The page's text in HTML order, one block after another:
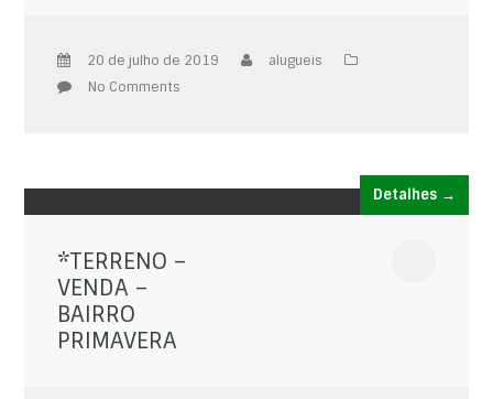
20 de julho de 2019
alugueis
No Comments
Detalhes →
*TERRENO –
VENDA –
BAIRRO
PRIMAVERA